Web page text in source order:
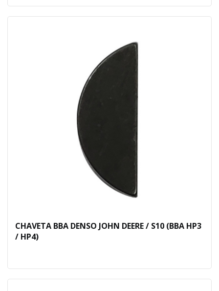
CHAVETA BBA DENSO JOHN DEERE / S10 (BBA HP3
/ HP4)